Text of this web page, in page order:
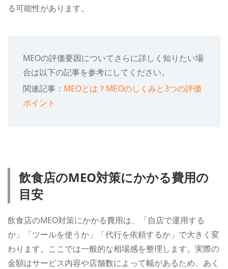
る可能性があります。
MEOの評価要因についてさらに詳しく知りたい場
合は以下の記事を参考にしてください。
関連記事： MEOとは？MEOのしくみと3つの評価
ポイント
飲食店のMEO対策にかかる費用の
目安
飲食店のMEO対策にかかる費用は、「自店で運用する
か」「ツールを使うか」「代行を依頼するか」で大きく変
わります。ここでは一般的な相場感を整理します。実際の
金額はサービス内容や店舗数によって幅があるため、あく